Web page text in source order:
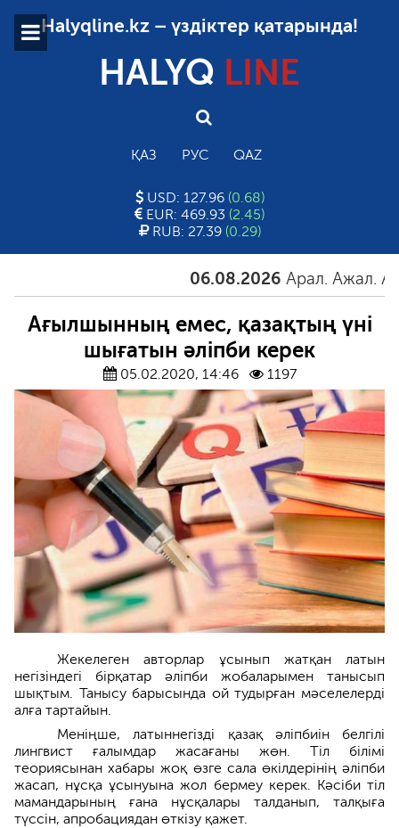
Halyqline.kz – үздіктер қатарында!
HALYQ LINE
ҚАЗ РУС QAZ
USD: 127.96 (0.68)
EUR: 469.93 (2.45)
RUB: 27.39 (0.29)
06.08.2026 Арал. Ажал. Айғақ
Ағылшынның емес, қазақтың үні
шығатын әліпби керек
05.02.2020, 14:46 1197
Жекелеген авторлар ұсынып жатқан латын
негізіндегі бірқатар әліпби жобаларымен танысып
шықтым. Танысу барысында ой тудырған мәселелерді
алға тартайын.
Меніңше, латыннегізді қазақ әліпбиін белгілі
лингвист ғалымдар жасағаны жөн. Тіл білімі
теориясынан хабары жоқ өзге сала өкілдерінің әліпби
жасап, нұсқа ұсынуына жол бермеу керек. Кәсіби тіл
мамандарының ғана нұсқалары талданып, талқыға
түссін, апробациядан өткізу қажет.